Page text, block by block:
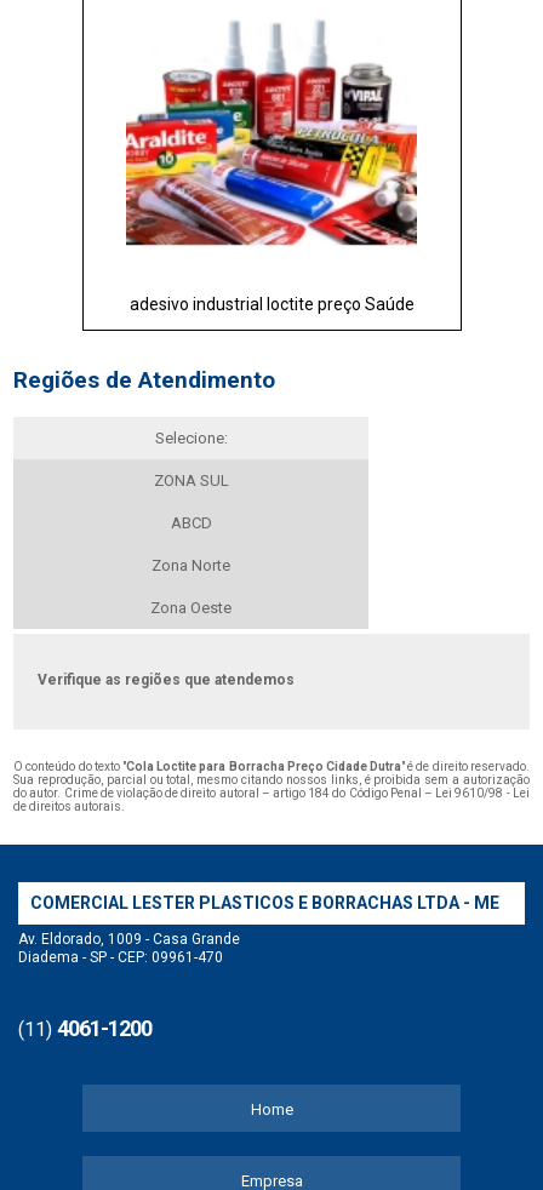
adesivo industrial loctite preço Saúde
Regiões de Atendimento
Selecione:
ZONA SUL
ABCD
Zona Norte
Zona Oeste
Verifique as regiões que atendemos
O conteúdo do texto "Cola Loctite para Borracha Preço Cidade Dutra" é de direito reservado.
Sua reprodução, parcial ou total, mesmo citando nossos links, é proibida sem a autorização
do autor. Crime de violação de direito autoral – artigo 184 do Código Penal –
Lei 9610/98 - Lei
de direitos autorais
COMERCIAL LESTER PLASTICOS E BORRACHAS LTDA - ME
Av. Eldorado, 1009 - Casa Grande
Diadema - SP - CEP: 09961-470
(11) 4061-1200
Home
Empresa